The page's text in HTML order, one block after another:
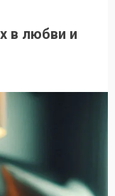
в любви и